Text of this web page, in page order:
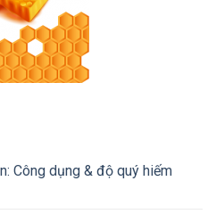
Công dụng & độ quý hiếm